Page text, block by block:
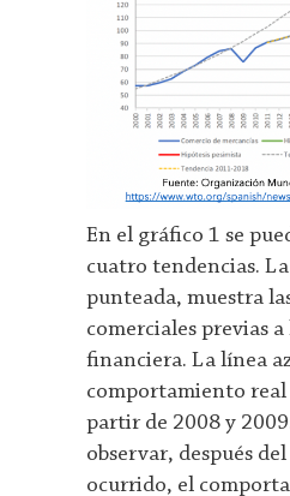
En el gráfico 1 se
cuatro tendencias.
punteada, muestra
comerciales previas a
financiera. La línea
comportamiento real
partir de 2008 y
observar, después
ocurrido, el